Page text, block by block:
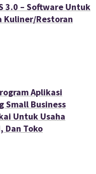
3.0 – Software Untuk
Kuliner/Restoran
Aplikasi
Small Business
Untuk Usaha
Dan Toko